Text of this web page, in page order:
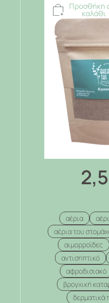
Προσθήκη
καλάθι
αέρια
αέρια του
αιμορροϊδες
αντισηπτικό
αφροδισιακό
βρογχική
δερματικά